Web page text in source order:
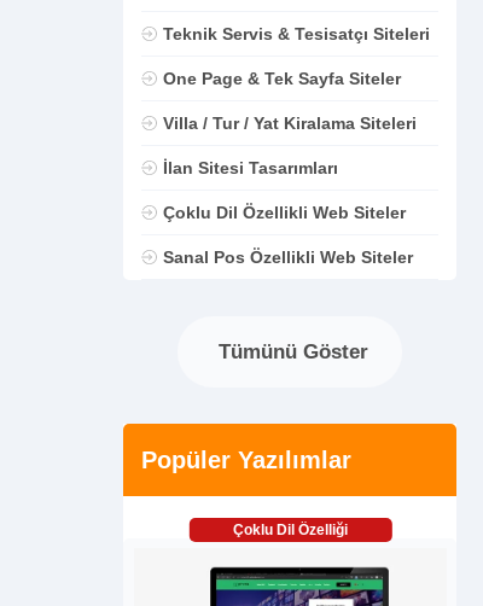
Teknik Servis & Tesisatçı Siteleri
One Page & Tek Sayfa Siteler
Villa / Tur / Yat Kiralama Siteleri
İlan Sitesi Tasarımları
Çoklu Dil Özellikli Web Siteler
Sanal Pos Özellikli Web Siteler
Tümünü Göster
Popüler Yazılımlar
Çoklu Dil Özelliği